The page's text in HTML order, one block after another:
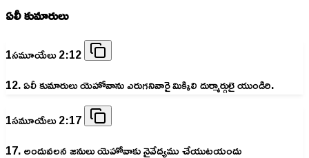
ఏలీ కుమారులు
1సమూయేలు 2:12
12. ఏలీ కుమారులు యెహోవాను ఎరుగనివారై మిక్కిలి దుర్మార్గులై యుండిరి.
1సమూయేలు 2:17
17. అందువలన జనులు యెహోవాకు నైవేద్యము చేయుటయందు